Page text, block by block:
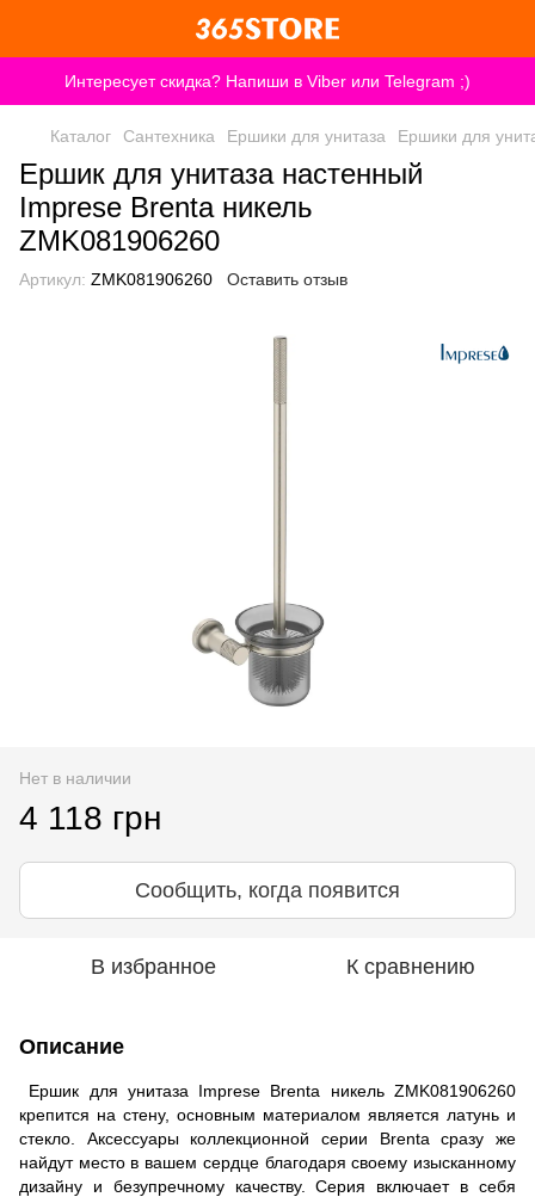
Интересует скидка? Напиши в Viber или Telegram ;)
Каталог Сантехника Ершики для унитаза Ершики для
Ершик для унитаза настенный
Imprese Brenta никель
ZMK081906260
Артикул: ZMK081906260 Оставить отзыв
Нет в наличии
4 118 грн
Сообщить, когда появится
В избранное К сравнению
Описание
Ершик для унитаза Imprese Brenta никель ZMK081906260
крепится на стену, основным материалом является латунь и
стекло. Аксессуары коллекционной серии Brenta сразу же
найдут место в вашем сердце благодаря своему изысканному
дизайну и безупречному качеству. Серия включает в себя